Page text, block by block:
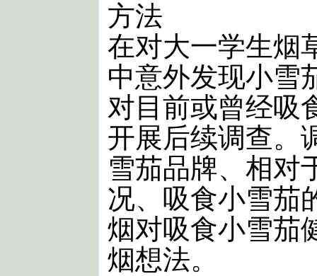
方法
在对大一学生烟
中意外发现小雪
对目前或曾经吸
开展后续调查。
雪茄品牌、相对
况、吸食小雪茄
烟对吸食小雪茄
烟想法。